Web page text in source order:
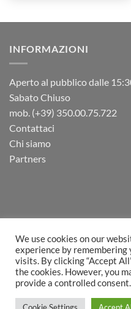
INFORMAZIONI
Aperto al pubblico dalle
Sabato Chiuso
mob. (+39) 350.00.75.722
Contattaci
Chi siamo
Partners
PayPal Visa
Copyright
We use cookies on our
experience by
visits. By clicking “Accept
the cookies. However, you
provide a controlled consent.